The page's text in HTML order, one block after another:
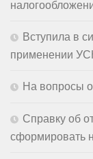
Вступила в
применении
На вопросы
Справку об
сформировать